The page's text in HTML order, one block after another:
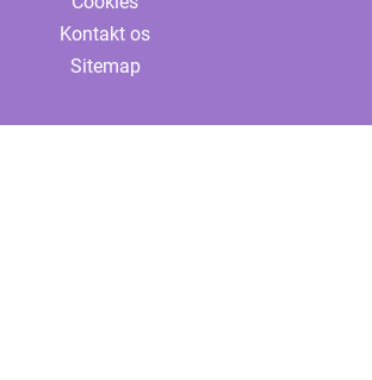
Kontakt os
Sitemap